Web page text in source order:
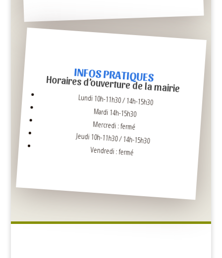
INFOS PRATIQUES
Horaires d’ouverture de la mairie
Lundi 10h-11h30 / 14h-15h30
Mardi 14h-15h30
Mercredi : fermé
Jeudi 10h-11h30 / 14h-15h30
Vendredi : fermé